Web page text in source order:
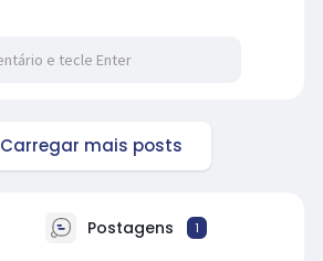
Carregar mais posts
Postagens 1